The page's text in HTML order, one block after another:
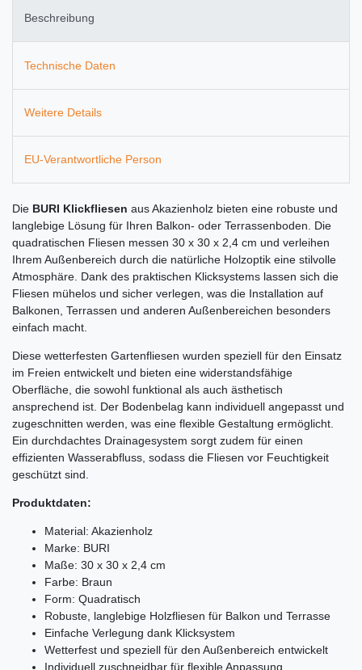
Beschreibung
Technische Daten
Weitere Details
EU-Verantwortliche Person
Die BURI Klickfliesen aus Akazienholz bieten eine robuste und
langlebige Lösung für Ihren Balkon- oder Terrassenboden. Die
quadratischen Fliesen messen 30 x 30 x 2,4 cm und verleihen
Ihrem Außenbereich durch die natürliche Holzoptik eine stilvolle
Atmosphäre. Dank des praktischen Klicksystems lassen sich die
Fliesen mühelos und sicher verlegen, was die Installation auf
Balkonen, Terrassen und anderen Außenbereichen besonders
einfach macht.
Diese wetterfesten Gartenfliesen wurden speziell für den Einsatz
im Freien entwickelt und bieten eine widerstandsfähige
Oberfläche, die sowohl funktional als auch ästhetisch
ansprechend ist. Der Bodenbelag kann individuell angepasst und
zugeschnitten werden, was eine flexible Gestaltung ermöglicht.
Ein durchdachtes Drainagesystem sorgt zudem für einen
effizienten Wasserabfluss, sodass die Fliesen vor Feuchtigkeit
geschützt sind.
Produktdaten:
Material: Akazienholz
Marke: BURI
Maße: 30 x 30 x 2,4 cm
Farbe: Braun
Form: Quadratisch
Robuste, langlebige Holzfliesen für Balkon und Terrasse
Einfache Verlegung dank Klicksystem
Wetterfest und speziell für den Außenbereich entwickelt
Individuell zuschneidbar für flexible Anpassung